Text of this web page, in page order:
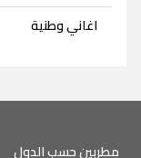
اغاني وطنية
مطربين حسب الدول